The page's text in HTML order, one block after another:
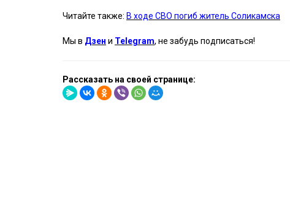
Читайте также: В ходе СВО погиб житель Соликамска
Мы в Дзен и Telegram, не забудь подписаться!
Рассказать на своей странице: